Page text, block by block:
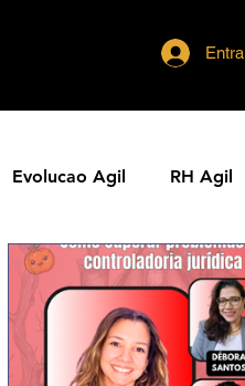
Evolucao Agil RH Agil
Jornal Agil Lideranca
Ageis Gestao Agil